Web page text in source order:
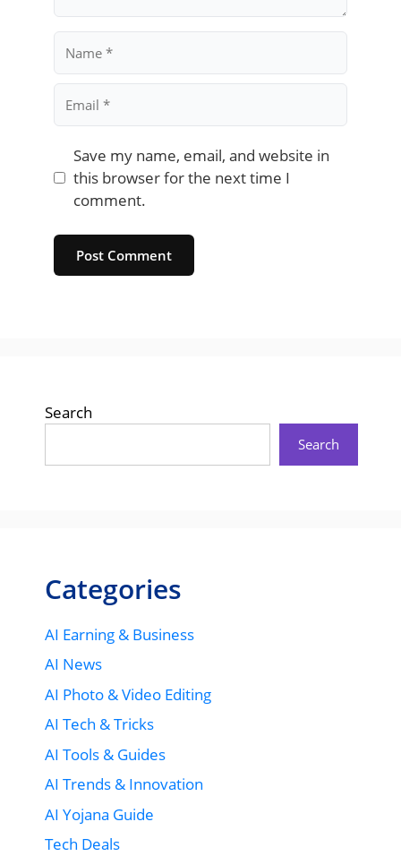
Save my name, email, and website in
this browser for the next time I
comment.
Website
Search
Search
Categories
AI Earning & Business
AI News
AI Photo & Video Editing
AI Tech & Tricks
AI Tools & Guides
AI Trends & Innovation
AI Yojana Guide
Tech Deals